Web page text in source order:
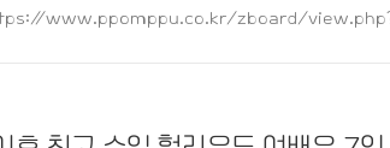
www.ppomppu.co.kr/zboard/